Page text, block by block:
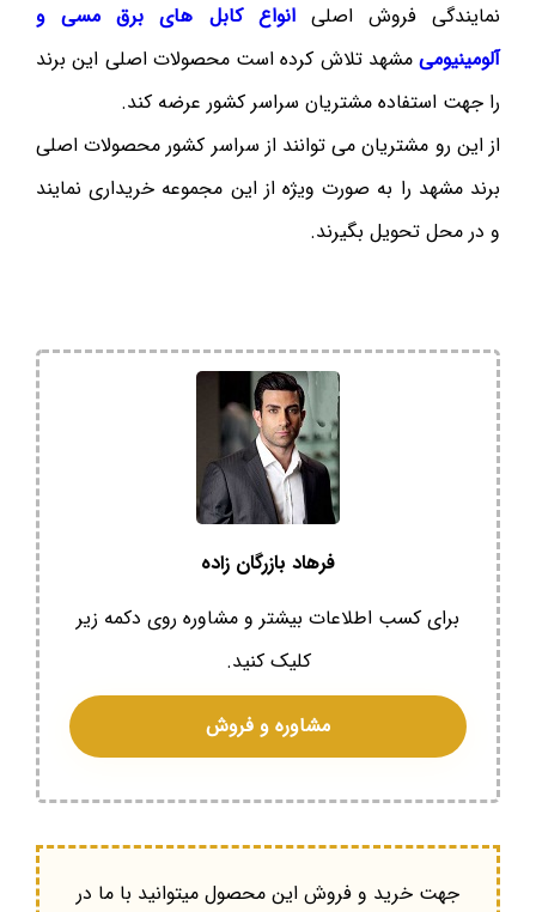
نمایندگی فروش اصلیانواع کابل های برق مسی و
آلومینیومی مشهد تلاش کرده است محصولات اصلی این برند
را جهت استفاده مشتریان سراسر کشور عرضه کند.
از این رو مشتریان می توانند از سراسر کشور محصولات اصلی
برند مشهد را به صورت ویژه از این مجموعه خریداری نمایند
و در محل تحویل بگیرند.
فرهاد بازرگان زاده
برای کسب اطلاعات بیشتر و مشاوره روی دکمه زیر
کلیک کنید.
مشاوره و فروش
جهت خرید و فروش این محصول میتوانید با ما در